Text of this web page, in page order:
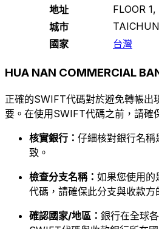
地址
FLOOR
城市
國家
台灣
HUA NAN COMMERCIAL
正確的SWIFT代碼對於避免轉帳出
要。在使用SWIFT代碼之前，請確
核實銀行： 仔細核對銀行名
致。
檢查分支名稱： 如果您使用
代碼，請確保此分支與收款方
確認國家/地區： 銀行在全球